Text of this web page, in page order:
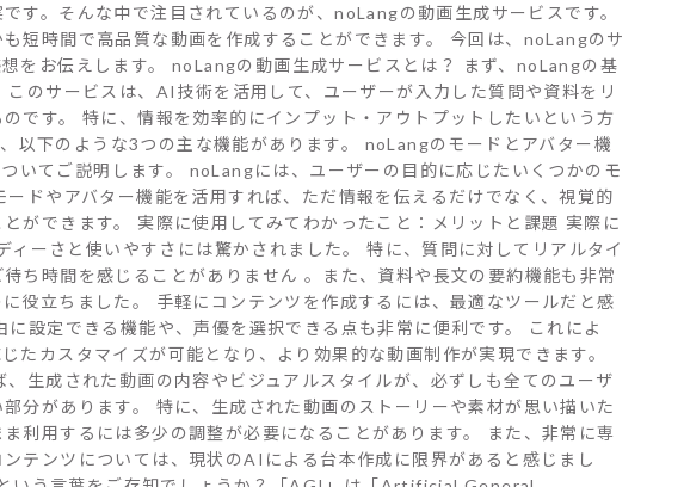
す。そんな中で注目されているのが、noLangの動画生成サービスです。
短時間で高品質な動画を作成することができます。 今回は、noLangのサ
をお伝えします。 noLangの動画生成サービスとは？ まず、noLangの基
のサービスは、AI技術を活用して、ユーザーが入力した質問や資料をリ
です。 特に、情報を効率的にインプット・アウトプットしたいという方
以下のような3つの主な機能があります。 noLangのモードとアバター機
いてご説明します。 noLangには、ユーザーの目的に応じたいくつかのモ
ドやアバター機能を活用すれば、ただ情報を伝えるだけでなく、視覚的
ができます。 実際に使用してみてわかったこと：メリットと課題 実際に
ーさと使いやすさには驚かされました。 特に、質問に対してリアルタイ
ち時間を感じることがありません 。また、資料や長文の要約機能も非常
役立ちました。 手軽にコンテンツを作成するには、最適なツールだと感
設定できる機能や、声優を選択できる点も非常に便利です。 これによ
たカスタマイズが可能となり、より効果的な動画制作が実現できます。
生成された動画の内容やビジュアルスタイルが、必ずしも全てのユーザ
分があります。 特に、生成された動画のストーリーや素材が思い描いた
利用するには多少の調整が必要になることがあります。 また、非常に専
テンツについては、現状のAIによる台本作成に限界があると感じまし